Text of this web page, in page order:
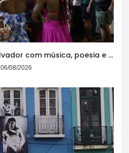
Flipelô começa em Salvador com música, poesia e grande participação
06/08/2026